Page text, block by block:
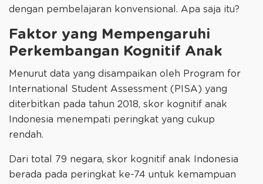
dengan pembelajaran konvensional. Apa saja itu?
Faktor yang Mempengaruhi
Perkembangan Kognitif Anak
Menurut data yang disampaikan oleh Program for
International Student Assessment (PISA) yang
diterbitkan pada tahun 2018, skor kognitif anak
Indonesia menempati peringkat yang cukup
rendah.
Dari total 79 negara, skor kognitif anak Indonesia
berada pada peringkat ke-74 untuk kemampuan